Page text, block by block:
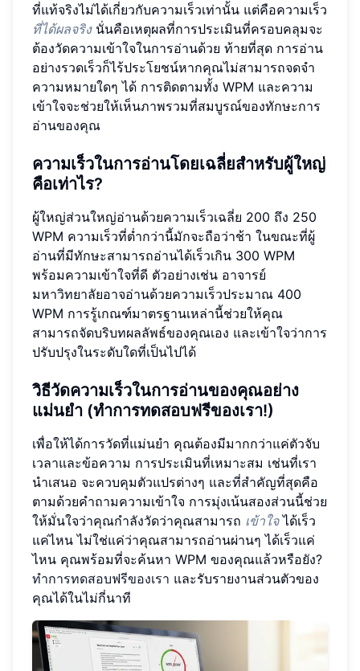
ที่แท้จริงไม่ได้เกี่ยวกับความเร็วเท่านั้น แต่คือความเร็ว
ที่ได้ผลจริงนั่นคือเหตุผลที่การประเมินที่ครอบคลุมจะ
ต้องวัดความเข้าใจในการอ่านด้วย ท้ายที่สุด การอ่าน
อย่างรวดเร็วก็ไร้ประโยชน์หากคุณไม่สามารถจดจำ
ความหมายใดๆ ได้ การติดตามทั้ง WPM และความ
เข้าใจจะช่วยให้เห็นภาพรวมที่สมบูรณ์ของทักษะการ
อ่านของคุณ
ความเร็วในการอ่านโดยเฉลี่ยสำหรับผู้ใหญ่
คือเท่าไร?
ผู้ใหญ่ส่วนใหญ่อ่านด้วยความเร็วเฉลี่ย 200 ถึง 250
WPM ความเร็วที่ต่ำกว่านี้มักจะถือว่าช้า ในขณะที่ผู้
อ่านที่มีทักษะสามารถอ่านได้เร็วเกิน 300 WPM
พร้อมความเข้าใจที่ดี ตัวอย่างเช่น อาจารย์
มหาวิทยาลัยอาจอ่านด้วยความเร็วประมาณ 400
WPM การรู้เกณฑ์มาตรฐานเหล่านี้ช่วยให้คุณ
สามารถจัดบริบทผลลัพธ์ของคุณเอง และเข้าใจว่าการ
ปรับปรุงในระดับใดที่เป็นไปได้
วิธีวัดความเร็วในการอ่านของคุณอย่าง
แม่นยำ (ทำการทดสอบฟรีของเรา!)
เพื่อให้ได้การวัดที่แม่นยำ คุณต้องมีมากกว่าแค่ตัวจับ
เวลาและข้อความ การประเมินที่เหมาะสม เช่นที่เรา
นำเสนอ จะควบคุมตัวแปรต่างๆ และที่สำคัญที่สุดคือ
ตามด้วยคำถามความเข้าใจ การมุ่งเน้นสองส่วนนี้ช่วย
ให้มั่นใจว่าคุณกำลังวัดว่าคุณสามารถ เข้าใจได้เร็ว
แค่ไหน ไม่ใช่แค่ว่าคุณสามารถอ่านผ่านๆ ได้เร็วแค่
ไหน คุณพร้อมที่จะค้นหา WPM ของคุณแล้วหรือยัง?
ทำการทดสอบฟรีของเรา และรับรายงานส่วนตัวของ
คุณได้ในไม่กี่นาที